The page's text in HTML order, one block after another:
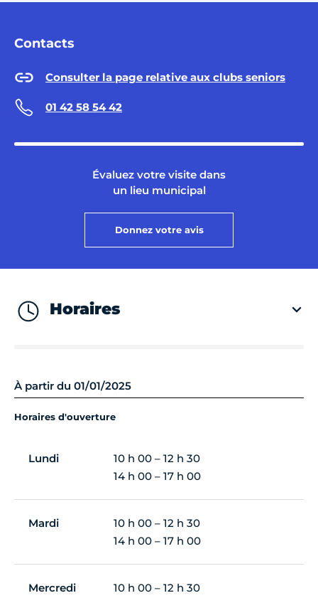
Contacts
Consulter la page relative aux clubs seniors
01 42 58 54 42
Évaluez votre visite dans
un lieu municipal
Donnez votre avis
Horaires
À partir du 01/01/2025
Horaires d'ouverture
Lundi
10 h 00 – 12 h 30
14 h 00 – 17 h 00
Mardi
10 h 00 – 12 h 30
14 h 00 – 17 h 00
Mercredi
10 h 00 – 12 h 30